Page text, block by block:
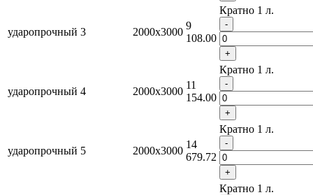
ударопрочный 3 2000x3000
9
108.00
Кратно 1 л.
-
+
ударопрочный 4 2000x3000
11
154.00
Кратно 1 л.
-
+
ударопрочный 5 2000x3000
14
679.72
Кратно 1 л.
-
+
Кратно 1 л.